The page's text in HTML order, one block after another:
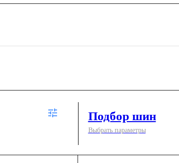
Подбор шин
Выбрать параметры